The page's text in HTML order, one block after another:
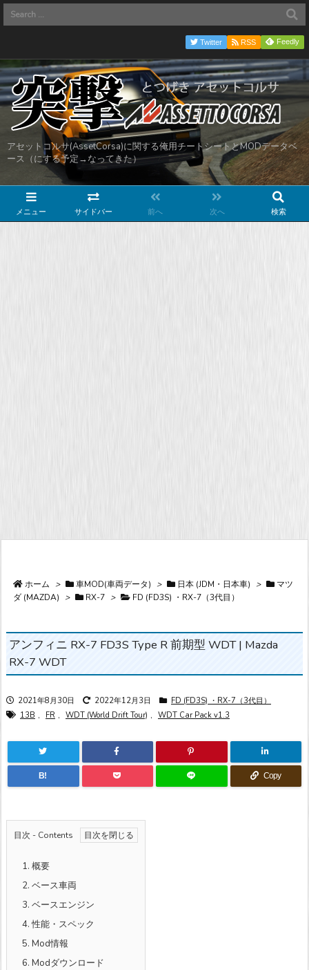
アセットコルサ(AssetCorsa)に関する俺用チートシートとMODデータベ
ース（にする予定→なってきた）
メニュー サイドバー 前へ 次へ 検索
Twitter RSS Feedly
ホーム > 車MOD(車両データ) > 日本 (JDM・日本車) >
マツ
ダ (MAZDA)
> RX-7 > FD (FD3S) ・RX-7（3代目）
アンフィニ RX-7 FD3S Type R 前期型 WDT | Mazda
RX-7 WDT
2021年8月30日 2022年12月3日
FD (FD3S) ・RX-7（3代目）
13B , FR , WDT (World Drift Tour) , WDT Car Pack v1.3
B! Copy
目次 - Contents
1. 概要
2. ベース車両
3. ベースエンジン
4.性能・スペック
5. Mod情報
6. Modダウンロード